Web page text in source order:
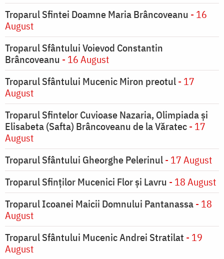
Troparul Sfintei Doamne Maria Brâncoveanu - 16
August
Troparul Sfântului Voievod Constantin
Brâncoveanu - 16 August
Troparul Sfântului Mucenic Miron preotul- 17
August
Troparul Sfintelor Cuvioase Nazaria, Olimpiada și
Elisabeta (Safta) Brâncoveanu de la Văratec- 17
August
Troparul Sfântului Gheorghe Pelerinul- 17 August
Troparul Sfinţilor Mucenici Flor şi Lavru - 18 August
Troparul Icoanei Maicii Domnului Pantanassa- 18
August
Troparul Sfântului Mucenic Andrei Stratilat - 19
August